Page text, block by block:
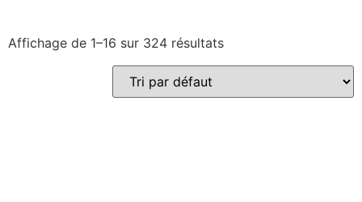
Affichage de 1–16 sur 324 résultats